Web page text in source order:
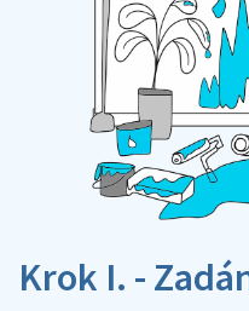
Krok I. -